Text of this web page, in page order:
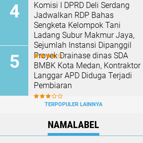
Komisi I DPRD Deli Serdang
Jadwalkan RDP Bahas
Sengketa Kelompok Tani
Ladang Subur Makmur Jaya,
Sejumlah Instansi Dipanggil
Proyek Drainase dinas SDA
BMBK Kota Medan, Kontraktor
Langgar APD Diduga Terjadi
Pembiaran
TERPOPULER LAINNYA
NAMALABEL